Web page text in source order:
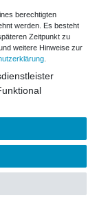
berechtigten
werden. Es besteht
Zeitpunkt zu
weitere Hinweise zur